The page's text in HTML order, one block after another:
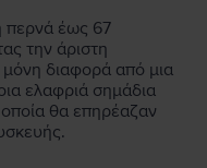
περνά έως 67
την άριστη
μόνη διαφορά από μια
ελαφριά σημάδια
θα επηρέαζαν